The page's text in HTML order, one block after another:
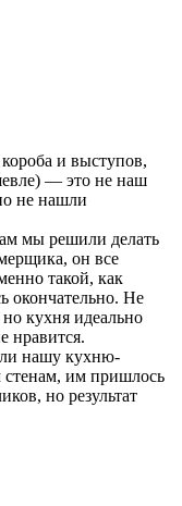
и выступов,
— это не наш
не нашли
мы решили делать
он все
такой, как
окончательно. Не
кухня идеально
нравится.
нашу кухню-
им пришлось
но результат